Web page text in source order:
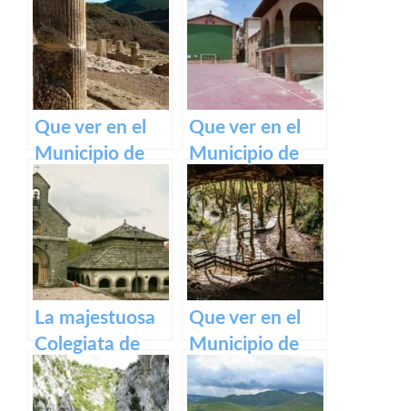
belleza de este
pueblo.
Olite y su
impresionante
Castillo Palacio
Real.
Que ver en el
Municipio de
Eslava
(Navarra) en
Navarra
Que ver en el
Municipio de
Armañanzas en
Navarra
La majestuosa
Colegiata de
Roncesvalles:
un tesoro
Que ver en el
Municipio de
Zugarramurdi
en Navarra